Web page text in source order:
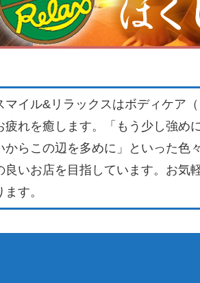
イル&リラックスはボディケア（
れを癒します。「もう少し強め
らこの辺を多めに」といった色
いお店を目指しています。お気
す。